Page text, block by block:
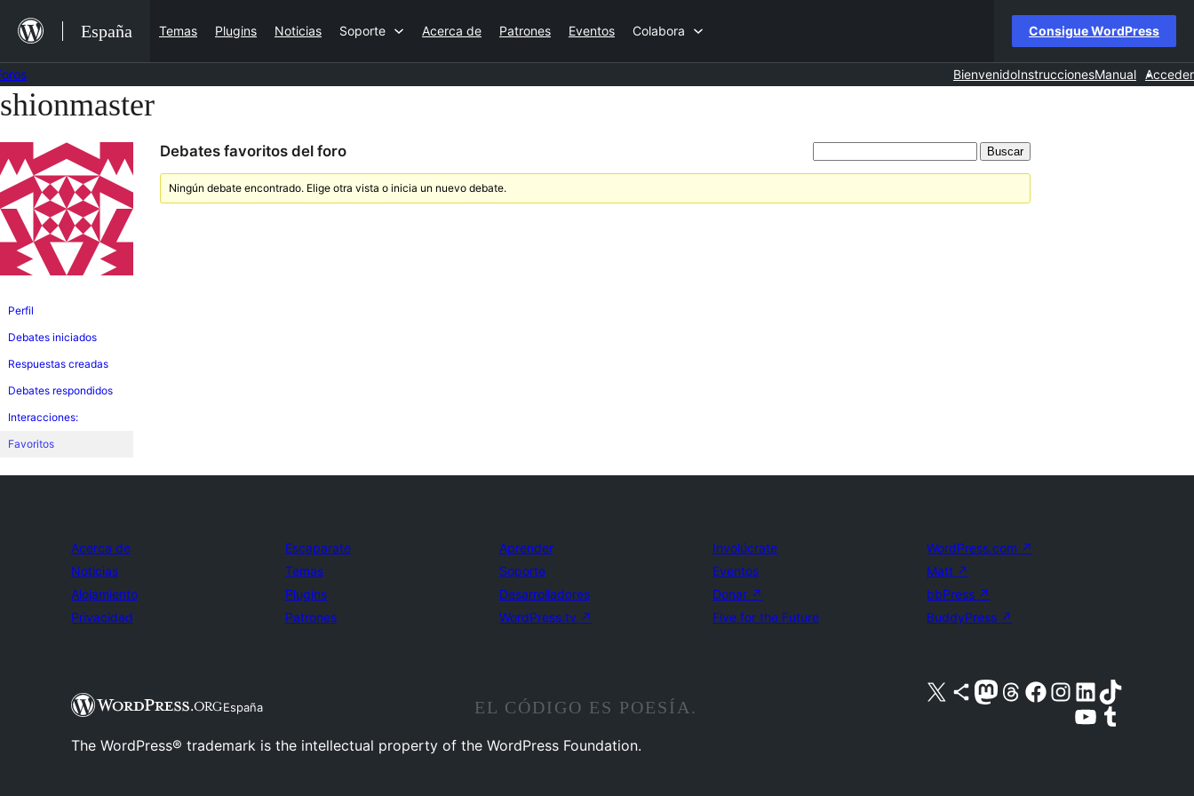
contenido
España Temas Plugins Noticias Soporte Acerca de Patrones Eventos Colabora Consigue WordPress
BienvenidoInstruccionesManual Acceder
Saltar
contenido
shionmaster
Perfil
Debates iniciados
Respuestas creadas
Debates respondidos
Interacciones:
Favoritos
Debates favoritos del foro
Ningún debate encontrado. Elige otra vista o inicia un nuevo debate.
Acerca de
Noticias
Alojamiento
Privacidad
Escaparate
Temas
Plugins
Patrones
Aprender
Soporte
Desarrolladores
WordPress.tv ↗
Involúcrate
Eventos
Donar ↗
Five for the Future
WordPress.com ↗
Matt ↗
bbPress ↗
BuddyPress ↗
España
Visita nuestra cuenta de X (anteriormente Twitter)
Visita nuestra cuenta de Bluesky
Visita nuestra cuenta de Mastodon
Visita nuestra cuenta de Threads
Visita nuestra página de Facebook
Visita nuestra cuenta de Instagram
Visita nuestra cuenta de LinkedIn
Visita nuestra cuenta de TikTok
Visita nuestro canal de YouTube
Visita nuestra cuenta de Tumblr
EL CÓDIGO ES POESÍA.
The WordPress® trademark is the intellectual property of the WordPress Foundation.